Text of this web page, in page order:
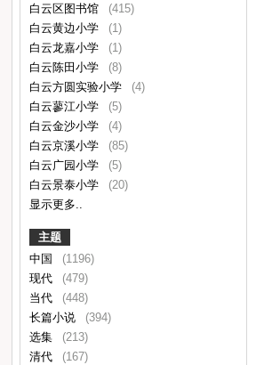
白云区图书馆
(415)
白云黄边小学
(1)
白云龙嘉小学
(1)
白云陈田小学
(8)
白云方圆实验小学
(4)
白云蓼江小学
(5)
白云金沙小学
(4)
白云京溪小学
(85)
白云广园小学
(5)
白云景泰小学
(20)
显示更多..
主题
中国
(1196)
现代
(479)
当代
(448)
长篇小说
(394)
选集
(213)
清代
(167)